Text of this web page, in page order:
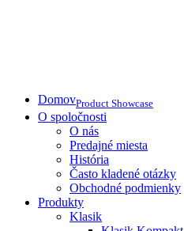
DomovProduct Showcase
O spoločnosti
O nás
Predajné miesta
História
Často kladené otázky
Obchodné podmienky
Produkty
Klasik